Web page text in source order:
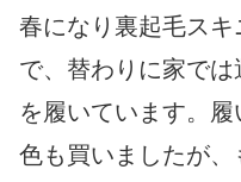
春になり裏起毛ス
で、替わりに家で
を履いています。
色も買いましたが